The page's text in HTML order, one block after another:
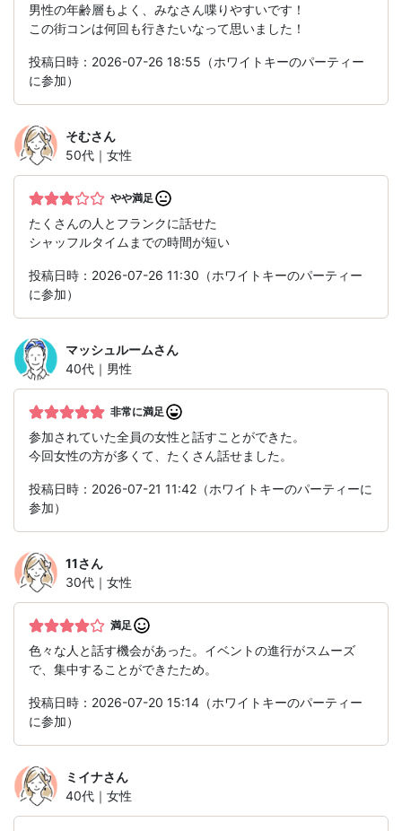
男性の年齢層もよく、みなさん喋りやすいです！
この街コンは何回も行きたいなって思いました！
投稿日時：2026-07-26 18:55（ホワイトキーのパーティー
に参加）
そむさん
50代｜女性
やや満足
たくさんの人とフランクに話せた
シャッフルタイムまでの時間が短い
投稿日時：2026-07-26 11:30（ホワイトキーのパーティー
に参加）
マッシュルームさん
40代｜男性
非常に満足
参加されていた全員の女性と話すことができた。
今回女性の方が多くて、たくさん話せました。
投稿日時：2026-07-21 11:42（ホワイトキーのパーティーに
参加）
11さん
30代｜女性
満足
色々な人と話す機会があった。イベントの進行がスムーズ
で、集中することができたため。
投稿日時：2026-07-20 15:14（ホワイトキーのパーティー
に参加）
ミイナさん
40代｜女性